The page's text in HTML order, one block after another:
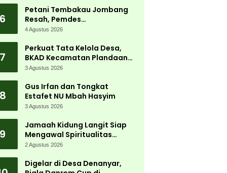
Peterongan
6
Petani Tembakau Jombang
Resah, Pemdes
Tanjungwadung dan Disperta
4 Agustus 2026
7
Perkuat Tata Kelola Desa,
BKAD Kecamatan Plandaan
Gelar Pelatihan Aparatur
3 Agustus 2026
8
Gus Irfan dan Tongkat
Estafet NU Mbah Hasyim
3 Agustus 2026
9
Jamaah Kidung Langit Siap
Mengawal Spiritualitas
Muktamar NU
2 Agustus 2026
Digelar di Desa Denanyar,